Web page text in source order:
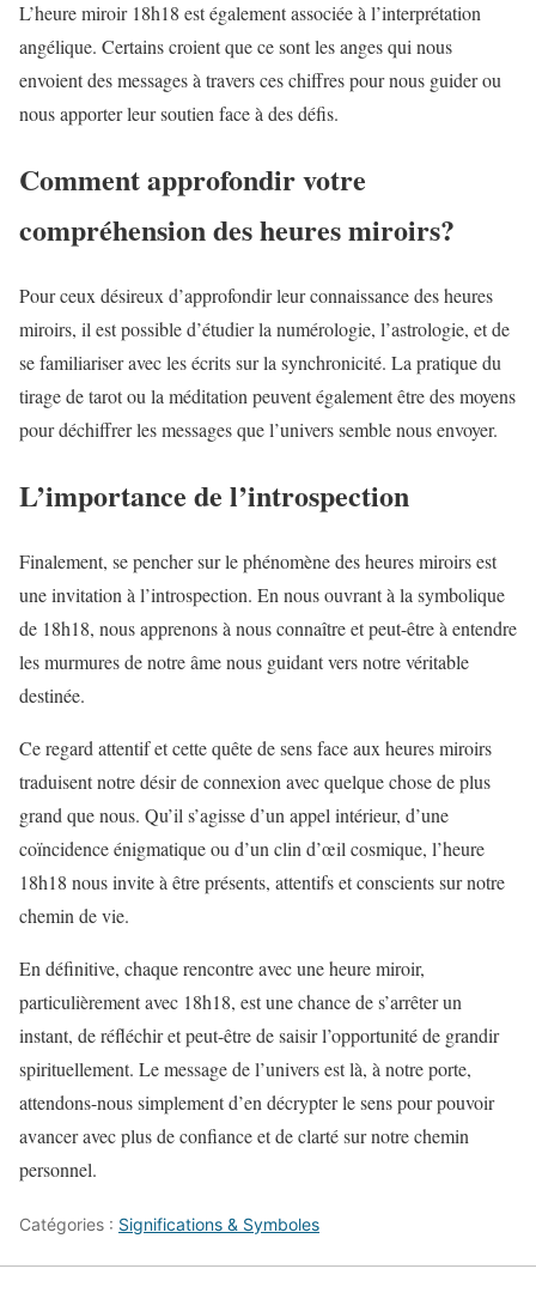
L’heure miroir 18h18 est également associée à l’interprétation
angélique. Certains croient que ce sont les anges qui nous
envoient des messages à travers ces chiffres pour nous guider ou
nous apporter leur soutien face à des défis.
Comment approfondir votre
compréhension des heures miroirs?
Pour ceux désireux d’approfondir leur connaissance des heures
miroirs, il est possible d’étudier la numérologie, l’astrologie, et de
se familiariser avec les écrits sur la synchronicité. La pratique du
tirage de tarot ou la méditation peuvent également être des moyens
pour déchiffrer les messages que l’univers semble nous envoyer.
L’importance de l’introspection
Finalement, se pencher sur le phénomène des heures miroirs est
une invitation à l’introspection. En nous ouvrant à la symbolique
de 18h18, nous apprenons à nous connaître et peut-être à entendre
les murmures de notre âme nous guidant vers notre véritable
destinée.
Ce regard attentif et cette quête de sens face aux heures miroirs
traduisent notre désir de connexion avec quelque chose de plus
grand que nous. Qu’il s’agisse d’un appel intérieur, d’une
coïncidence énigmatique ou d’un clin d’œil cosmique, l’heure
18h18 nous invite à être présents, attentifs et conscients sur notre
chemin de vie.
En définitive, chaque rencontre avec une heure miroir,
particulièrement avec 18h18, est une chance de s’arrêter un
instant, de réfléchir et peut-être de saisir l’opportunité de grandir
spirituellement. Le message de l’univers est là, à notre porte,
attendons-nous simplement d’en décrypter le sens pour pouvoir
avancer avec plus de confiance et de clarté sur notre chemin
personnel.
Catégories : Significations & Symboles